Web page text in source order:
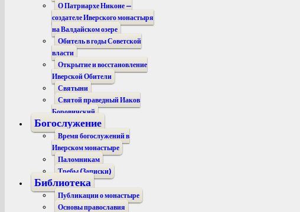
О Патриархе Никоне —
создателе Иверского монастыря
на Валдайском озере
Обитель в годы Советской
власти
Открытие и восстановление
Иверской Обители
Святыни
Святой праведный Иаков
Боровичский
Богослужение
Время богослужений в
Иверском монастыре
Паломникам
Требы (Записки)
Библиотека
Публикации о монастыре
Основы православия